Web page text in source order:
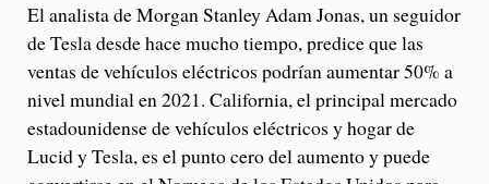
El analista de Morgan Stanley Adam Jonas, un seguidor
de Tesla desde hace mucho tiempo, predice que las
ventas de vehículos eléctricos podrían aumentar 50% a
nivel mundial en 2021. California, el principal mercado
estadounidense de vehículos eléctricos y hogar de
Lucid y Tesla, es el punto cero del aumento y puede